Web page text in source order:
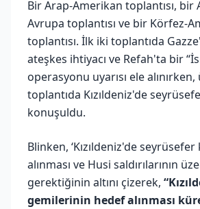
Bir Arap-Amerikan toplantısı, bir
Avrupa toplantısı ve bir Körfez-
toplantısı. İlk iki toplantıda
ateşkes ihtiyacı ve Refah'ta bir
operasyonu uyarısı ele
toplantıda Kızıldeniz'de
konuşuldu.
Blinken, ‘Kızıldeniz'de
alınması ve Husi saldırılarının
gerektiğinin altını çizerek,
gemilerinin hedef alınması